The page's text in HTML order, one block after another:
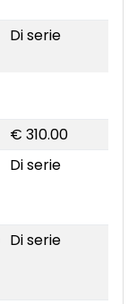
Di serie
€ 310.00
Di serie
Di serie